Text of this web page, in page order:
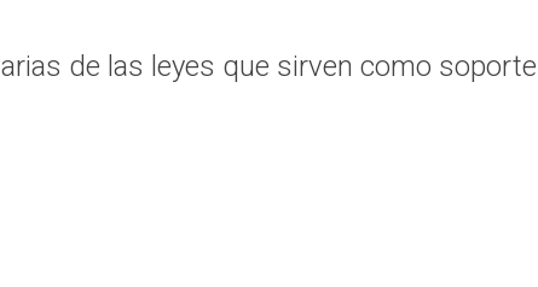
de las leyes que sirven como